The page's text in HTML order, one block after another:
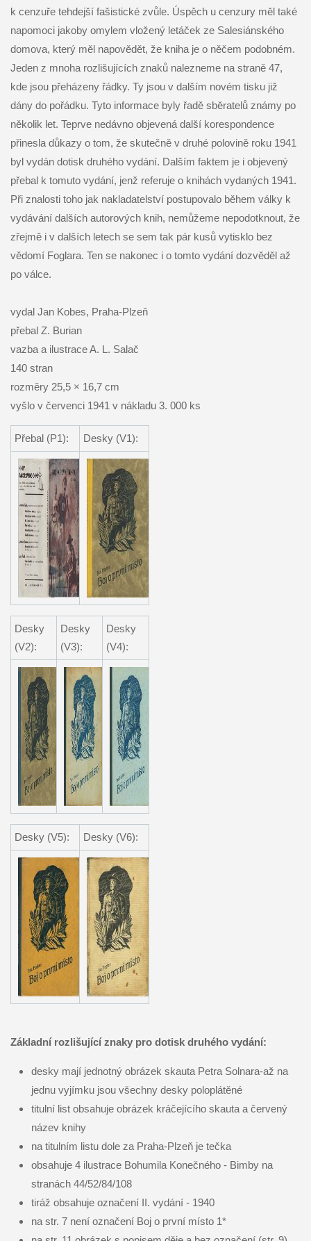
k cenzuře tehdejší fašistické zvůle. Úspěch u cenzury měl také
napomoci jakoby omylem vložený letáček ze Salesiánského
domova, který měl napovědět, že kniha je o něčem podobném.
Jeden z mnoha rozlišujících znaků nalezneme na straně 47,
kde jsou přeházeny řádky. Ty jsou v dalším novém tisku již
dány do pořádku. Tyto informace byly řadě sběratelů známy po
několik let. Teprve nedávno objevená další korespondence
přinesla důkazy o tom, že skutečně v druhé polovině roku 1941
byl vydán dotisk druhého vydání. Dalším faktem je i objevený
přebal k tomuto vydání, jenž referuje o knihách vydaných 1941.
Při znalosti toho jak nakladatelství postupovalo během války k
vydávání dalších autorových knih, nemůžeme nepodotknout, že
zřejmě i v dalších letech se sem tak pár kusů vytisklo bez
vědomí Foglara. Ten se nakonec i o tomto vydání dozvěděl až
po válce.
vydal Jan Kobes, Praha-Plzeň
přebal Z. Burian
vazba a ilustrace A. L. Salač
140 stran
rozměry 25,5 × 16,7 cm
vyšlo v červenci 1941 v nákladu 3. 000 ks
Přebal (P1): Desky (V1):
Desky
(V2):
Desky
(V3):
Desky
(V4):
Desky (V5): Desky (V6):
Základní rozlišující znaky pro dotisk druhého vydání:
desky mají jednotný obrázek skauta Petra Solnara-až na
jednu vyjímku jsou všechny desky poloplátěné
titulní list obsahuje obrázek kráčejícího skauta a červený
název knihy
na titulním listu dole za Praha-Plzeň je tečka
obsahuje 4 ilustrace Bohumila Konečného - Bimbyna
stranách 44/52/84/108
tiráž obsahuje označení II. vydání - 1940
na str. 7 není označení Boj o první místo 1*